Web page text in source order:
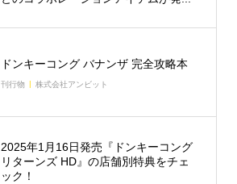
ドンキーコング バナンザ 完全攻略本
刊行物 株式会社アンビット
2025年1月16日発売『ドンキーコング
リターンズ HD』の店舗別特典をチェ
ック！